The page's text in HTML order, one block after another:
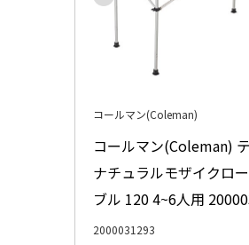
コールマン(Coleman)
コールマン(Coleman)
ナチュラルモザイクロ
ブル 120 4~6人用
2000031293